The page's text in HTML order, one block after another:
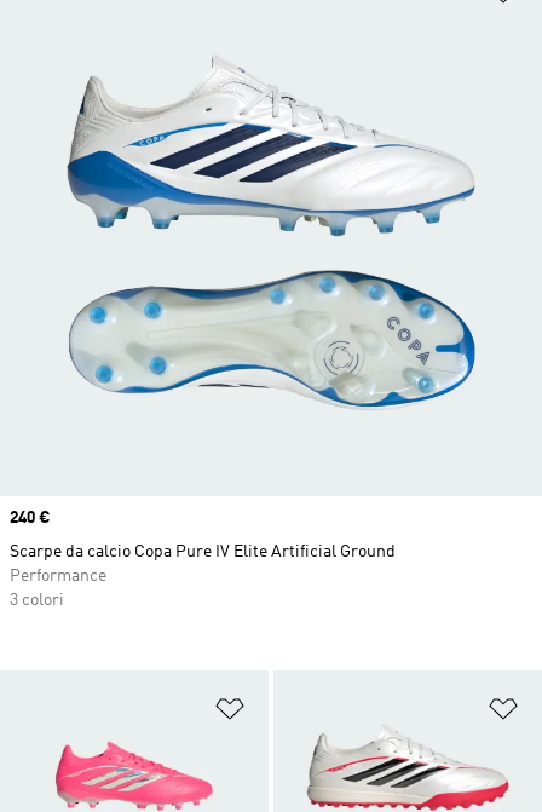
Aggiungi alla lista dei desideri
Price
240 €
Scarpe da calcio Copa Pure IV Elite Artificial Ground
Performance
3 colori